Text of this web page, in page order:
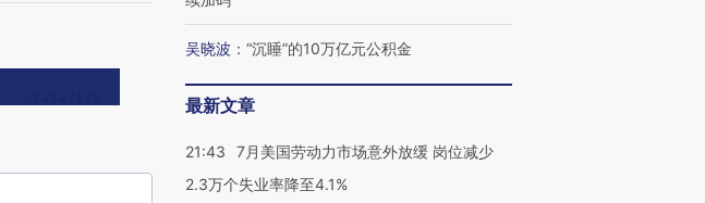
吴晓波 ： “沉睡”的10万亿元公积金
最新文章
21:43
7月美国劳动力市场意外放缓 岗位减少
2.3万个失业率降至4.1%